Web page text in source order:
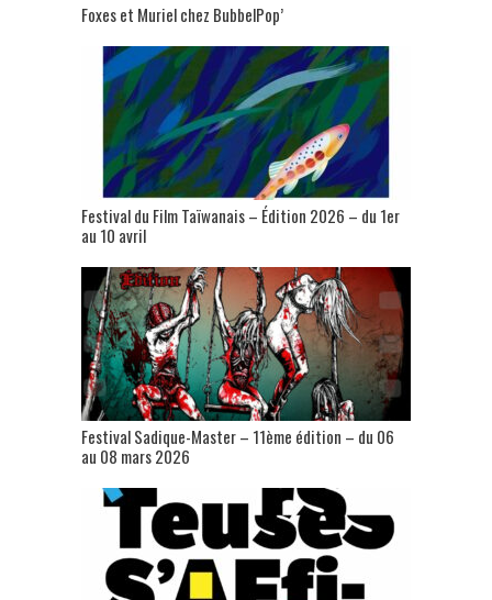
Foxes et Muriel chez BubbelPop’
Festival du Film Taïwanais – Édition 2026 – du 1er
au 10 avril
Festival Sadique-Master – 11ème édition – du 06
au 08 mars 2026